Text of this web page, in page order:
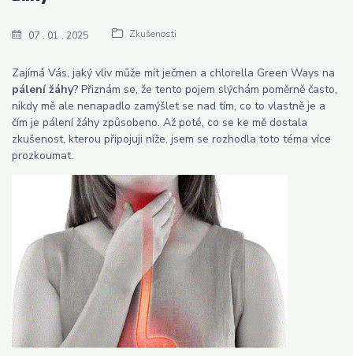
07 01 2025 Zkušenosti
Zajímá Vás, jaký vliv může mít ječmen a chlorella Green Ways na
pálení žáhy? Přiznám se, že tento pojem slýchám poměrně často,
nikdy mě ale nenapadlo zamýšlet se nad tím, co to vlastně je a
čím je pálení žáhy způsobeno. Až poté, co se ke mě dostala
zkušenost, kterou připojuji níže, jsem se rozhodla toto téma více
prozkoumat.